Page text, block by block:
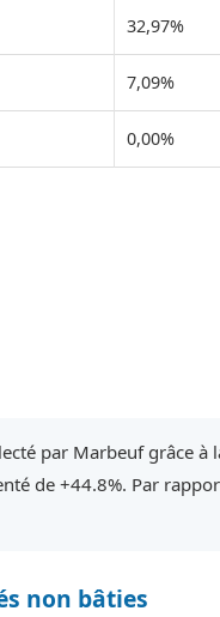
32,97%
7,09%
0,00%
par Marbeuf grâce à
de +44.8%. Par
non bâties